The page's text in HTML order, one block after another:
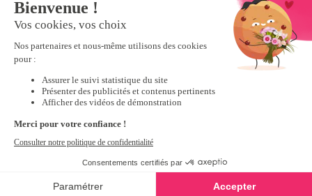
5 5
8,99 €
1970
9,90 €
Derniers articles consultés